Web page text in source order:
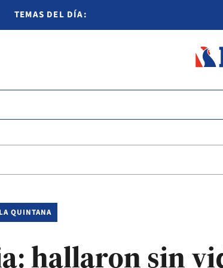
TEMAS DEL DÍA:
QUINTANA
hallaron sin